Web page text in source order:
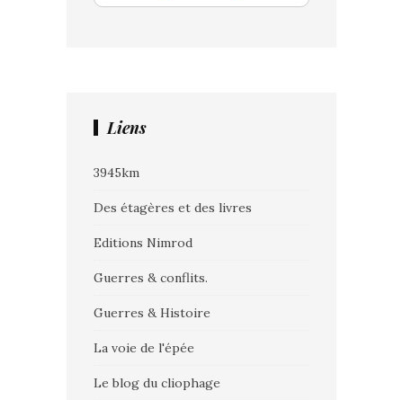
Liens
3945km
Des étagères et des livres
Editions Nimrod
Guerres & conflits.
Guerres & Histoire
La voie de l'épée
Le blog du cliophage